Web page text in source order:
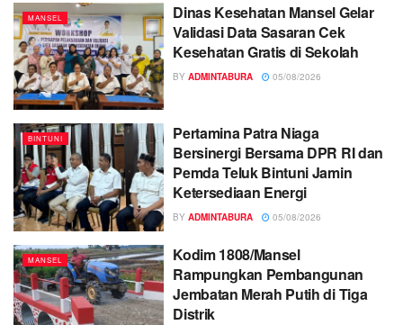
MANSEL
Dinas Kesehatan Mansel Gelar
Validasi Data Sasaran Cek
Kesehatan Gratis di Sekolah
BY ADMINTABURA 05/08/2026
BINTUNI
Pertamina Patra Niaga
Bersinergi Bersama DPR RI dan
Pemda Teluk Bintuni Jamin
Ketersediaan Energi
BY ADMINTABURA 05/08/2026
MANSEL
Kodim 1808/Mansel
Rampungkan Pembangunan
Jembatan Merah Putih di Tiga
Distrik